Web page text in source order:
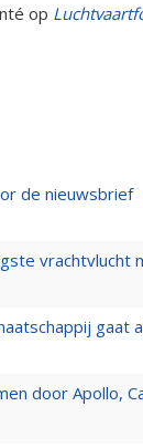
op
de nieuwsbrief
vrachtvlucht
door Apollo,